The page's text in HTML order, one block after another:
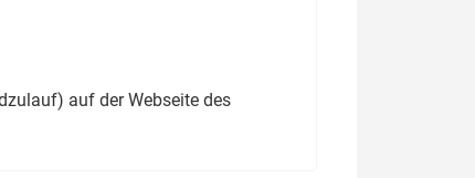
auf der Webseite des